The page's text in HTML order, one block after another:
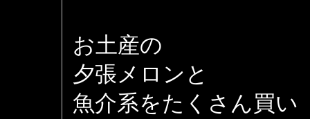
お土産の
夕張メロンと
魚介系をたくさん買い